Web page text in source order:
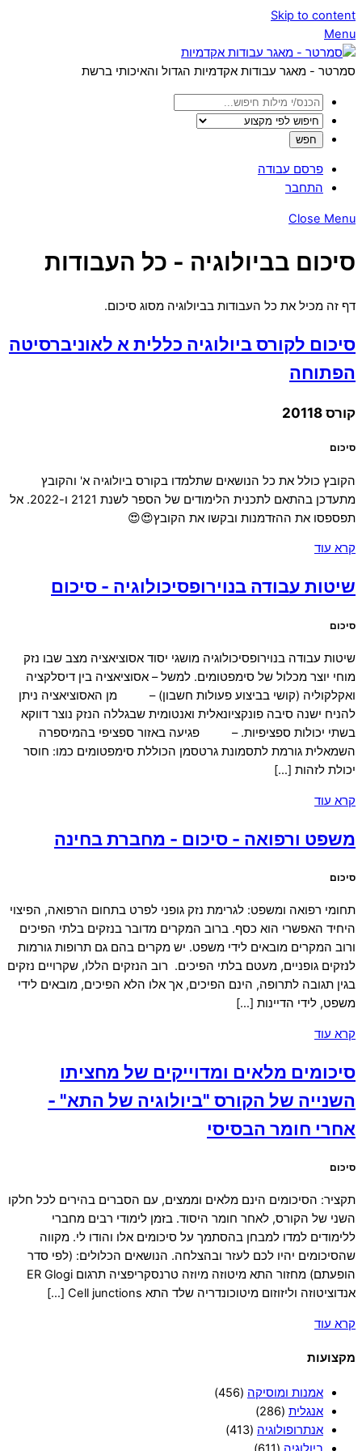
Skip to content
Menu
סמרטר - מאגר עבודות אקדמיות הגדול והאיכותי ברשת
פרסם עבודה
התחבר
Close Menu
סיכום בביולוגיה - כל העבודות
דף זה מכיל את כל העבודות בביולוגיה מסוג סיכום.
סיכום לקורס ביולוגיה כללית א לאוניברסיטה
הפתוחה
קורס 20118
סיכום
הקובץ כולל את כל הנושאים שתלמדו בקורס ביולוגיה א' והקובץ
מתעדכן בהתאם לתכנית הלימודים של הספר לשנת 2121 ו-2022. אל
תפספסו את ההזדמנות ובקשו את הקובץ😍😍
קרא עוד
שיטות עבודה בנוירופסיכולוגיה - סיכום
סיכום
שיטות עבודה בנוירופסיכולוגיה מושגי יסוד אסוציאציה מצב שבו נזק
מוחי יוצר מכלול של סימפטומים. למשל – אסוציאציה בין דיסלקציה
ואקלקוליה (קושי בביצוע פעולות חשבון) – מן האסוציאציה ניתן
להניח ישנה סיבה פונקציונאלית ואנטומית שבגללה הנזק נוצר דווקא
בשתי יכולות ספציפיות. – פגיעה באזור ספציפי בהמיספרה
השמאלית גורמת לתסמונת גרטסמן הכוללת סימפטומים כמו: חוסר
יכולת לזהות […]
קרא עוד
משפט ורפואה - סיכום - מחברת בחינה
סיכום
תחומי רפואה ומשפט: לגרימת נזק גופני לפרט בתחום הרפואה, הפיצוי
היחיד האפשרי הוא כסף. ברוב המקרים מדובר בנזקים בלתי הפיכים
ורוב המקרים מובאים לידי משפט. יש מקרים בהם גם תרופות גורמות
לנזקים גופניים, מעטם בלתי הפיכים. רוב הנזקים הללו, שקרויים נזקים
בגין תגובה לתרופה, הינם הפיכים, אך אלו הלא הפיכים, מובאים לידי
משפט, לידי הדיינות […]
קרא עוד
סיכומים מלאים ומדוייקים של מחציתו
השנייה של הקורס "ביולוגיה של התא" -
אחרי חומר הבסיסי
סיכום
תקציר: הסיכומים הינם מלאים וממצים, עם הסברים בהירים לכל חלקו
השני של הקורס, לאחר חומר היסוד. בזמן לימודי רבים מחברי
ללימודים למדו למבחן בהסתמך על סיכומים אלו והודו לי. מקווה
שהסיכומים יהיו לכם לעזר ובהצלחה. הנושאים הכלולים: (לפי סדר
הופעתם) מחזור התא מיטוזה מיוזה טרנסקריפציה תרגום ER Glogi
אנדוציטוזה וליזוזום מיטוכונדריה שלד התא Cell junctions […]
קרא עוד
מקצועות
אמנות ומוסיקה (456)
אנגלית (286)
אנתרופולוגיה (413)